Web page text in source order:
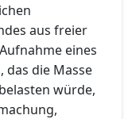
aus freier
eines
das die Masse
würde,